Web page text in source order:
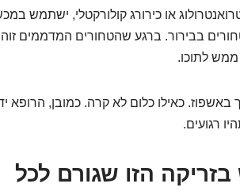
או כירורג קולורקטלי, ישתמש
בבירור. ברגע שהטחורים המדממים
לתוכו.
באשפוז. כאילו כלום לא קרה. כמובן, הרופא
רגועים.
בזריקה הזו שגורם לכל